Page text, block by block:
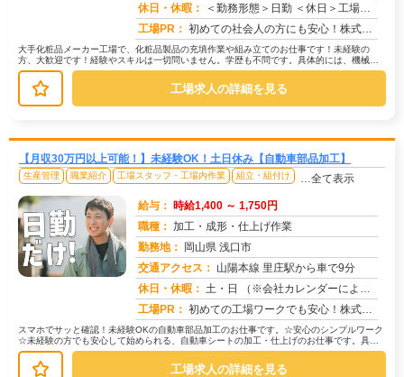
休日・休暇：
＜勤務形態＞日勤 ＜休日＞工場カレンダーによる/長期休暇/GW /夏季/ 年末年始
工場PR： 初めての社会人の方にも安心！株式会社京栄センターの求人です。→ 初期費用0円の家具付き寮をご用意！敷金・礼金・仲介...
大手化粧品メーカー工場で、化粧品製品の充填作業や組み立てのお仕事です！未経験の
方、大歓迎です！経験やスキルは一切問いません。学歴も不問です。具体的には、機械を
使って化粧品の充填作業や、製品の組み...
工場求人の詳細を見る
【月収30万円以上可能！】未経験OK！土日休み【自動車部品加工】
生産管理 職業紹介 工場スタッフ・工場内作業 組立・組付け …全て表示
給与： 時給1,400 ～ 1,750円
職種： 加工・成形・仕上げ作業
勤務地：
岡山県 浅口市
交通アクセス： 山陽本線 里庄駅から車で9分
休日・休暇： 土・日 （※会社カレンダーによる）
工場PR： 初めての工場ワークでも安心！株式会社京栄センターでは、未経験の方をしっかりサポートします。☆充実の研修制度で、安心...
スマホでサッと確認！未経験OKの自動車部品加工のお仕事です。☆安心のシンプルワーク
☆未経験の方でも安心して始められる、自動車シートの加工・仕上げのお仕事です。具体
的には…→ウレタンシートの機械加...
工場求人の詳細を見る